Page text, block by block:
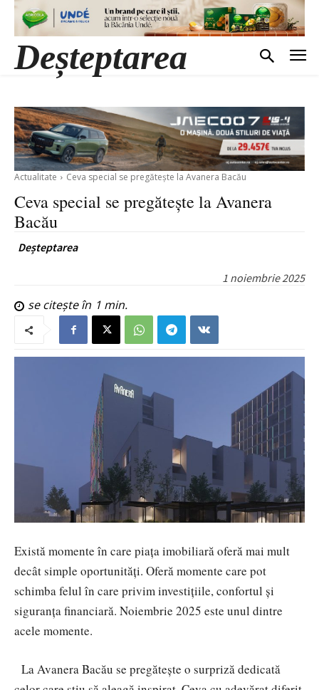
Deșteptarea
Actualitate Ceva special se pregătește la Avanera Bacău
Ceva special se pregătește la Avanera
Bacău
Deșteptarea
1 noiembrie 2025
se citește în 1 min.
Există momente în care piața imobiliară oferă mai mult
decât simple oportunități. Oferă momente care pot
schimba felul în care privim investițiile, confortul și
siguranța financiară. Noiembrie 2025 este unul dintre
acele momente.
La Avanera Bacău se pregătește o surpriză dedicată